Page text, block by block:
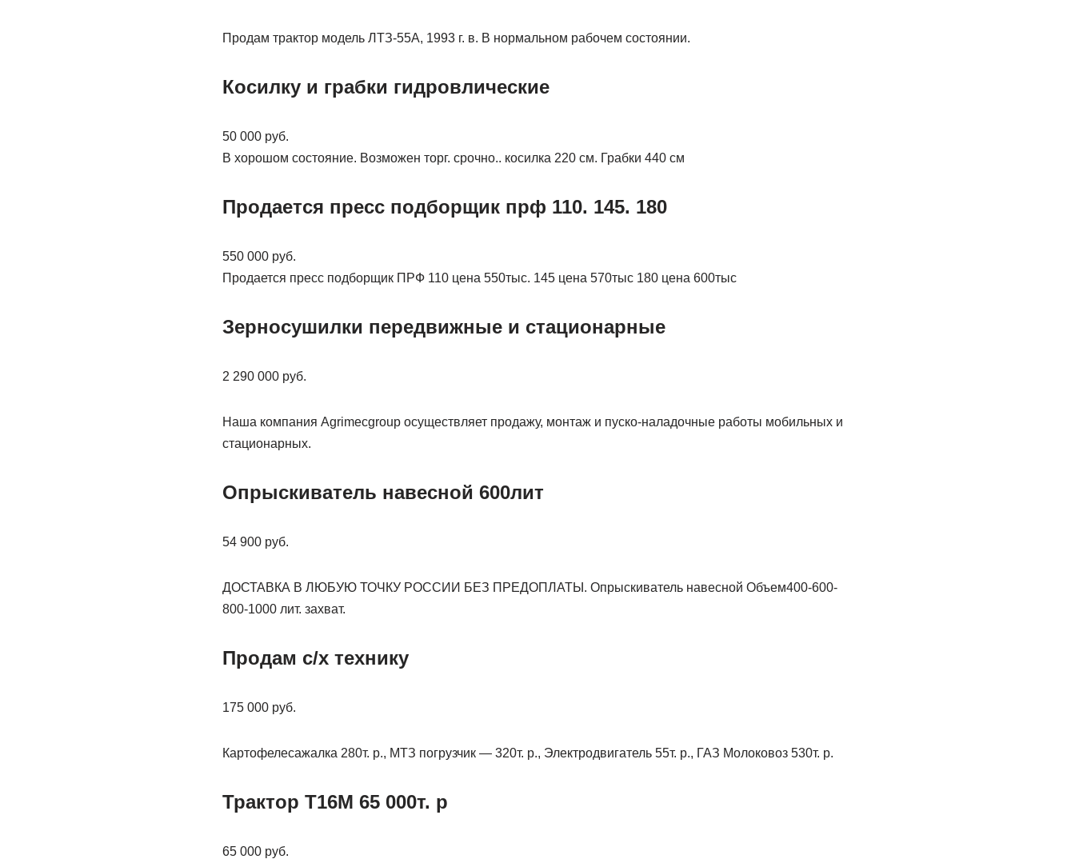
Продам трактор модель ЛТЗ-55А, 1993 г. в. В нормальном рабочем состоянии.
Косилку и грабки гидровлические
50 000 руб.
В хорошом состояние. Возможен торг. срочно.. косилка 220 см. Грабки 440 см
Продается пресс подборщик прф 110. 145. 180
550 000 руб.
Продается пресс подборщик ПРФ 110 цена 550тыс. 145 цена 570тыс 180 цена 600тыс
Зерносушилки передвижные и стационарные
2 290 000 руб.
Наша компания Agrimecgroup осуществляет продажу, монтаж и пуско-наладочные работы мобильных и
стационарных.
Опрыскиватель навесной 600лит
54 900 руб.
ДОСТАВКА В ЛЮБУЮ ТОЧКУ РОССИИ БЕЗ ПРЕДОПЛАТЫ. Опрыскиватель навесной Объем400-600-
800-1000 лит. захват.
Продам с/х технику
175 000 руб.
Картофелесажалка 280т. р., МТЗ погрузчик — 320т. р., Электродвигатель 55т. р., ГАЗ Молоковоз 530т. р.
Трактор Т16М 65 000т. р
65 000 руб.